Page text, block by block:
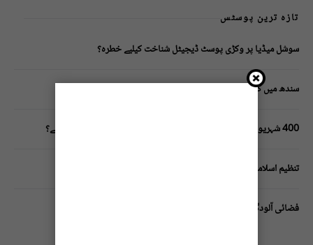
تازہ ترین پوسٹس
سوشل میڈیا پر وکڑی پوسٹ ڈیجیٹل شناخت کیلیے خطرہ؟
سندھ میں گاڑیوں کی انشورنس لازمی قرار
400 شہریوں کیلئے ایک پولیس اہلکار لازمی، کراچی میں صورتحال کیا ہے؟
تنظیم اسلامی کے زیرِ اہتمام ملک گیر آگاہی مہم!
فضائی آلودگی انسانی دماغ کیلیے کیسے خطرناک ثابت ہورہی ہے؟